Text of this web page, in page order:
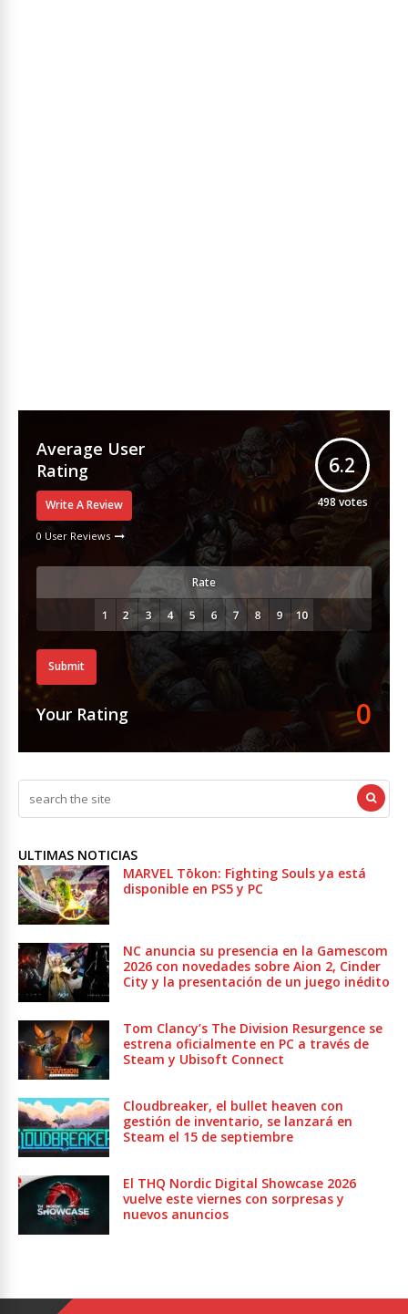
Average User
Rating
Write A Review
0 User Reviews
6.2
498 votes
Rate
Submit
Your Rating 0
ULTIMAS NOTICIAS
MARVEL Tōkon: Fighting Souls ya está
disponible en PS5 y PC
NC anuncia su presencia en la Gamescom
2026 con novedades sobre Aion 2, Cinder
City y la presentación de un juego inédito
Tom Clancy’s The Division Resurgence se
estrena oficialmente en PC a través de
Steam y Ubisoft Connect
Cloudbreaker, el bullet heaven con
gestión de inventario, se lanzará en
Steam el 15 de septiembre
El THQ Nordic Digital Showcase 2026
vuelve este viernes con sorpresas y
nuevos anuncios